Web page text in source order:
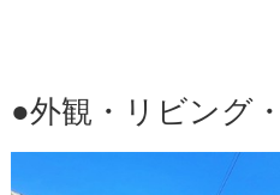
●外観・リビング